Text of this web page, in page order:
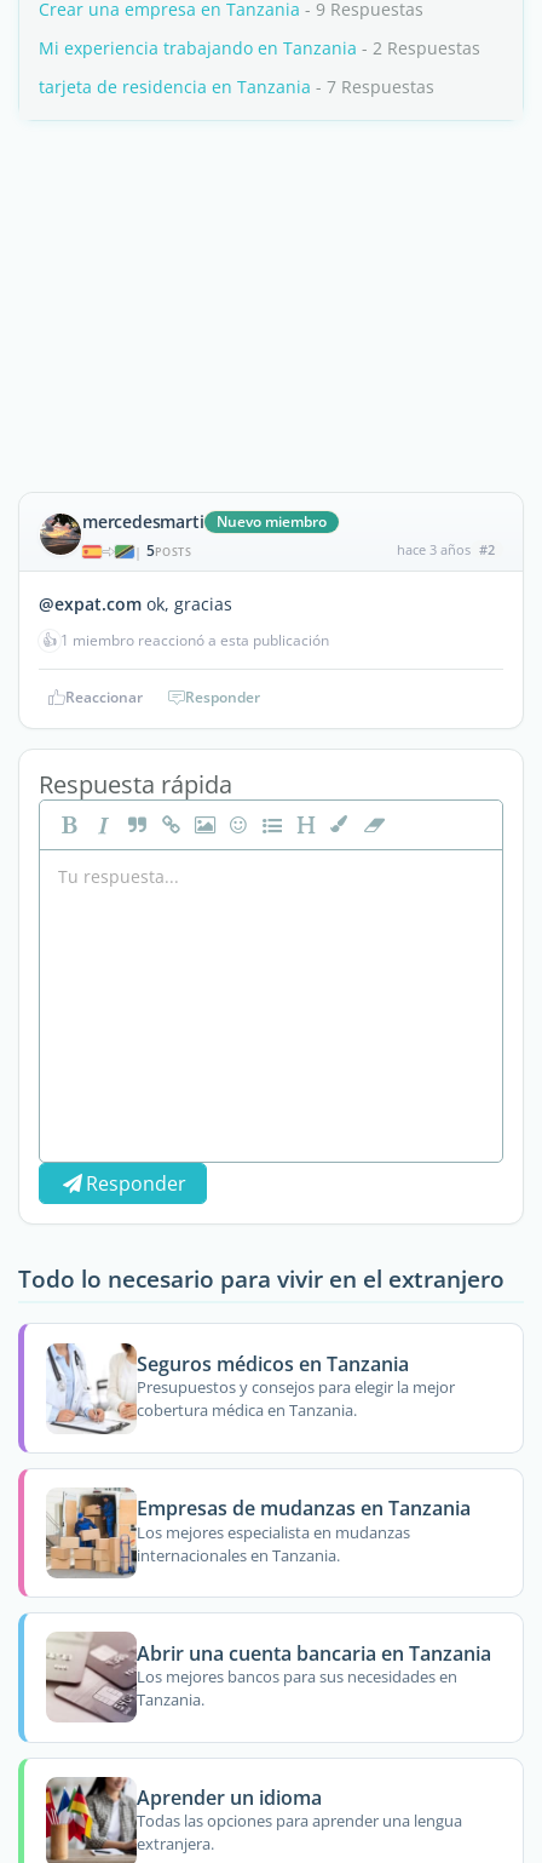
Crear una empresa en Tanzania - 9 Respuestas
Mi experiencia trabajando en Tanzania - 2 Respuestas
tarjeta de residencia en Tanzania - 7 Respuestas
mercedesmarti Nuevo miembro
| 5POSTS hace 3 años #2
@expat.com ok, gracias
👍 1 miembro reaccionó a esta publicación
Reaccionar Responder
Respuesta rápida
Responder
Todo lo necesario para vivir en el extranjero
Seguros médicos en Tanzania
Presupuestos y consejos para elegir la mejor
cobertura médica en Tanzania.
Empresas de mudanzas en Tanzania
Los mejores especialista en mudanzas
internacionales en Tanzania.
Abrir una cuenta bancaria en Tanzania
Los mejores bancos para sus necesidades en
Tanzania.
Aprender un idioma
Todas las opciones para aprender una lengua
extranjera.